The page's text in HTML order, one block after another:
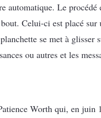
automatique. Le
Celui-ci est placé
se met à
ou autres et les
Worth qui, en